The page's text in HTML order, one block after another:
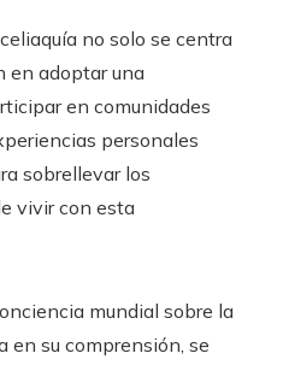
no solo se centra
en adoptar una
en comunidades
personales
sobrellevar los
vivir con esta
mundial sobre la
en su comprensión, se